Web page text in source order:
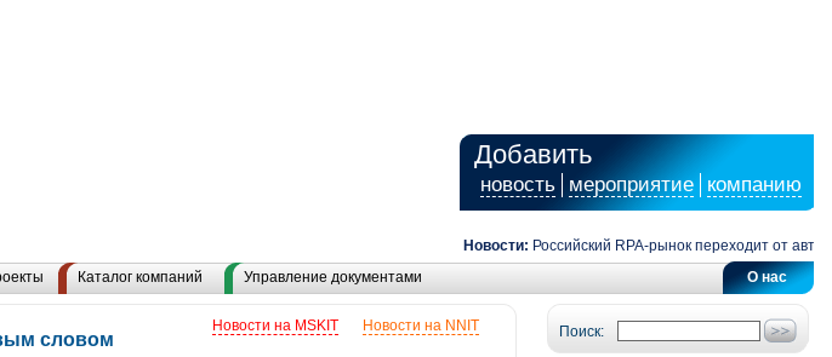
Добавить
новость мероприятие компанию
Новости: Российский RPA-рынок переходит от
О нас
Каталог компаний Управление документами
Поиск:
Новости на NNIT
Новости на MSKIT
словом